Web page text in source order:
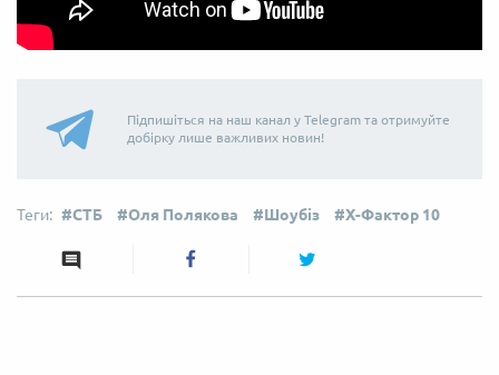
Підпишіться на наш канал у Telegram та отримуйте
добірку лише важливих новин!
СТБ Оля Полякова Шоубіз Х-Фактор 10